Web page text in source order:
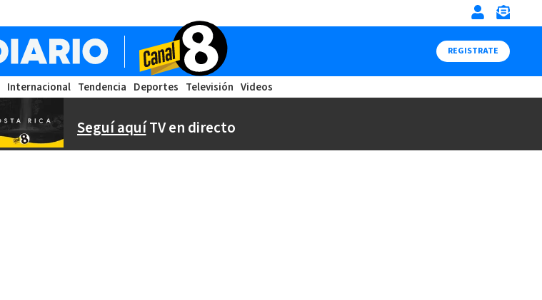
REGISTRATE
Internacional Tendencia Deportes Televisión Videos
Seguí aquíTV en directo